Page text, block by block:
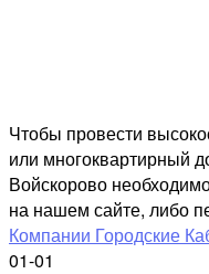
Чтобы провести
или многоквартирный
Войскорово
на нашем сайте, либо
Компании Городские
01-01